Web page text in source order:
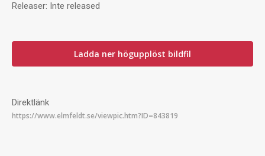
Releaser: Inte released
Ladda ner högupplöst bildfil
Direktlänk